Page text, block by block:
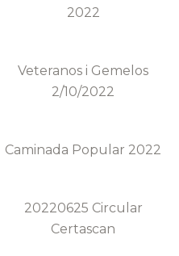
2022
Veteranos i Gemelos
2/10/2022
Caminada Popular 2022
20220625 Circular
Certascan